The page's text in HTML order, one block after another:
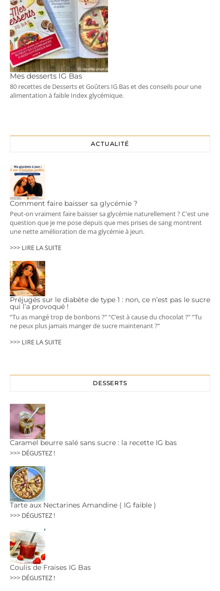
Mes desserts IG Bas
80 recettes de Desserts et Goûters IG Bas et des conseils pour une
alimentation à faible Index glycémique.
ACTUALITÉ
Comment faire baisser sa glycémie ?
Peut-on vraiment faire baisser sa glycémie naturellement ? C'est une
question que je me pose depuis que mes prises de sang montrent
une nette amélioration de ma glycémie à jeun.
>>> LIRE LA SUITE
Préjugés sur le diabète de type 1 : non, ce n’est pas le sucre
qui l’a provoqué !
“Tu as mangé trop de bonbons ?” “C’est à cause du chocolat ?” “Tu
ne peux plus jamais manger de sucre maintenant ?”
>>> LIRE LA SUITE
DESSERTS
Caramel beurre salé sans sucre : la recette IG bas
>>> DÉGUSTEZ !
Tarte aux Nectarines Amandine ( IG faible )
>>> DÉGUSTEZ !
Coulis de Fraises IG Bas
>>> DÉGUSTEZ !